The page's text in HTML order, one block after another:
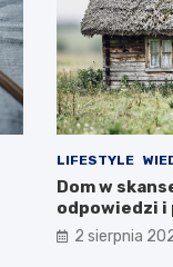
LIFESTYLE
Dom w
odpowiedzi i
2 sierpnia